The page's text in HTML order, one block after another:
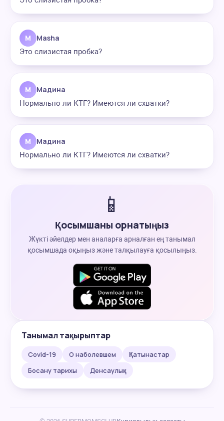
M Masha
Это слизистая пробка?
М Мадина
Нормально ли КТГ? Имеются ли схватки?
М Мадина
Нормально ли КТГ? Имеются ли схватки?
📱
Қосымшаны орнатыңыз
Жүкті әйелдер мен аналарға арналған ең танымал
қосымшада оқыңыз және талқылауға қосылыңыз.
Танымал тақырыптар
Covid-19 О наболевшем
Қатынастар
Босану тарихы
Денсаулық